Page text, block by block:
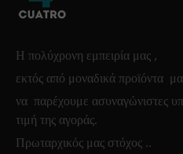
Η πολύχρονη εμπειρία μας ,
εκτός από μοναδικά προϊόντα
να παρέχουμε ασυναγώνιστες
τιμή της αγοράς.
Πρωταρχικός μας στόχος ..